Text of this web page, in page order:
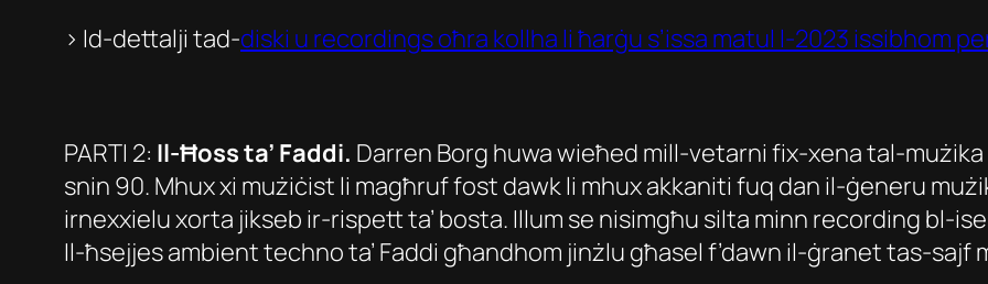
> Id-dettalji tad-diski u recordings oħra kollha li ħarġu s’issa matul l-2023 issibhom
PARTI 2: Il-Ħoss ta’ Faddi. Darren Borg huwa wieħed mill-vetarni fix-xena tal-
snin 90. Mhux xi mużiċist li magħruf fost dawk li mhux akkaniti fuq dan il-ġeneru
irnexxielu xorta jikseb ir-rispett ta’ bosta. Illum se nisimgħu silta minn recording bl-
Il-ħsejjes ambient techno ta’ Faddi għandhom jinżlu għasel f’dawn il-ġranet tas-sajf